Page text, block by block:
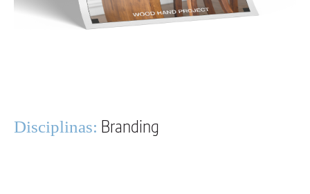
Disciplinas: Branding